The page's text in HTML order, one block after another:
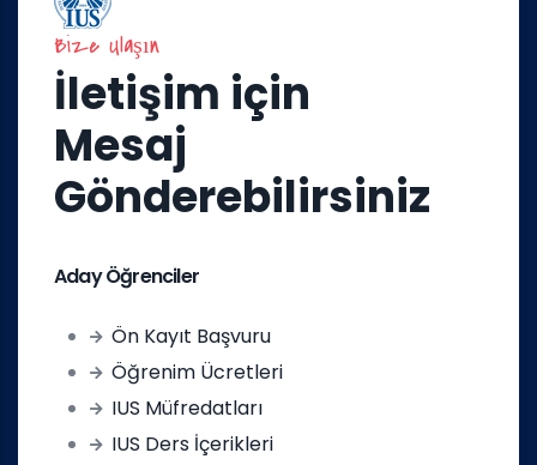
Bize Ulaşın
İletişim için
Mesaj
Gönderebilirsiniz
Aday Öğrenciler
Ön Kayıt Başvuru
Öğrenim Ücretleri
IUS Müfredatları
IUS Ders İçerikleri